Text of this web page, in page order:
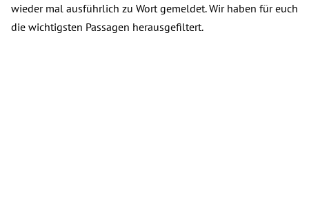
wieder mal ausführlich zu Wort gemeldet. Wir haben für euch
die wichtigsten Passagen herausgefiltert.